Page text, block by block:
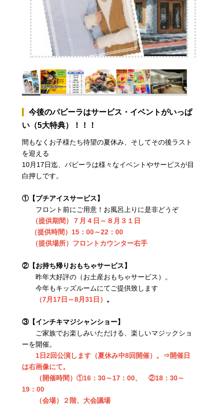
今後のパビーラはサービス・イベントがいっぱ
い（5大特典）！！！
間もなくお子様たち待望の夏休み、そしてその後ラスト
を迎える
10月17日迄、パビーラは様々なイベントやサービスが目
白押しです。
①【プチアイスサービス】
フロント前にご用意！お風呂上りに是非どうぞ
（提供期間）７月４日～８月３１日
（提供時間）15：00～22：00
（提供場所）フロントカウンター右手
②【お持ち帰りおもちゃサービス】
昨年大好評の（お土産おもちゃサービス）。
今年もキッズルームにてご提供致します
（7月17日～8月31日） 。
③【インチキマジシャンショー】
ご家族でお楽しみいただける、楽しいマジックショ
ーを開催。
1日2回公演します（夏休み中8回開催）。⇒開催日
は右画像にて。
（開催時間）①16：30～17：00、 ②18：30～
19：00
（会場）２階、大会議場